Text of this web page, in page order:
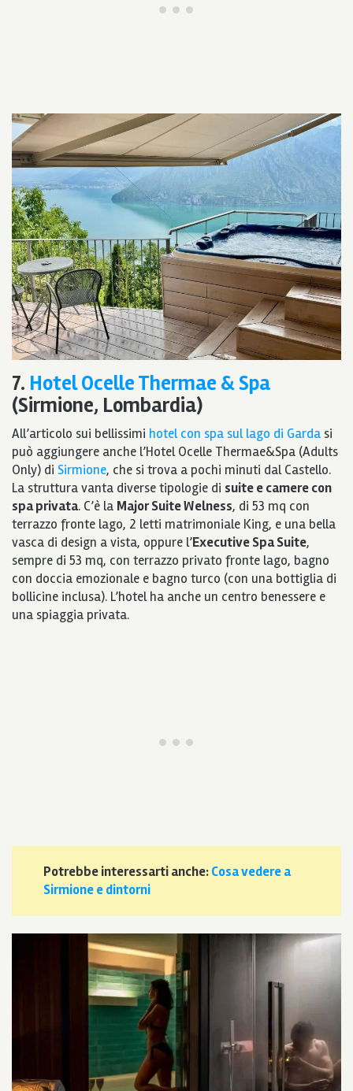
7. Hotel Ocelle Thermae & Spa
(Sirmione, Lombardia)
All’articolo sui bellissimi hotel con spa sul lago di Garda si
può aggiungere anche l’Hotel Ocelle Thermae&Spa (Adults
Only) di Sirmione, che si trova a pochi minuti dal Castello.
La struttura vanta diverse tipologie di suite e camere con
spa privata. C’è la Major Suite Welness, di 53 mq con
terrazzo fronte lago, 2 letti matrimoniale King, e una bella
vasca di design a vista, oppure l’Executive Spa Suite,
sempre di 53 mq, con terrazzo privato fronte lago, bagno
con doccia emozionale e bagno turco (con una bottiglia di
bollicine inclusa). L’hotel ha anche un centro benessere e
una spiaggia privata.
Potrebbe interessarti anche:Cosa vedere a
Sirmione e dintorni